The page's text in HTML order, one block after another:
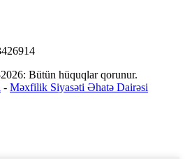
Bütün hüquqlar qorunur.
- Məxfilik Siyasəti Əhatə Dairəsi